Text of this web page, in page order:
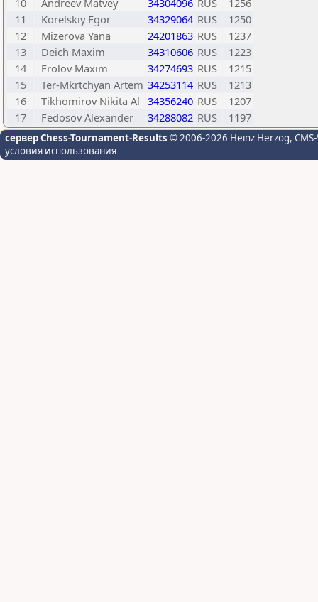
10
Andreev Matvey 34304096 RUS
1256
11
Korelskiy Egor 34329064 RUS
1250
12
Mizerova Yana 24201863 RUS
1237
13
Deich Maxim 34310606 RUS
1223
14
Frolov Maxim 34274693 RUS
1215
15
Ter-Mkrtchyan Artem 34253114 RUS
1213
16
Tikhomirov Nikita Al 34356240 RUS
1207
17
Fedosov Alexander 34288082 RUS 1197
сервер Chess-Tournament-Results © 2006-2026 Heinz Herzog,
условия использования